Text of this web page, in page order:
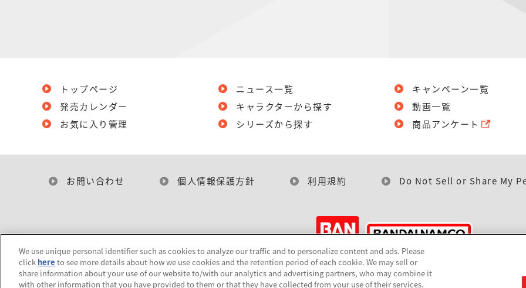
トップページ
発売カレンダー
お気に入り管理
ニュース一覧
キャラクターから探す
シリーズから探す
キャンペーン一覧
動画一覧
商品アンケート
お問い合わせ 個人情報保護方針 利用規約 Do Not Sell or Share My
©BANDAI
We use unique personal identifier such as cookies to analyze our traffic and to personalize content and ads. Please
click here to see more details about how we use cookies and the retention period of each cookie. We may sell or
share information about your use of our website to/with our analytics and advertising partners, who may combine it
with other information that you have provided to them or that they have collected from your use of their services.